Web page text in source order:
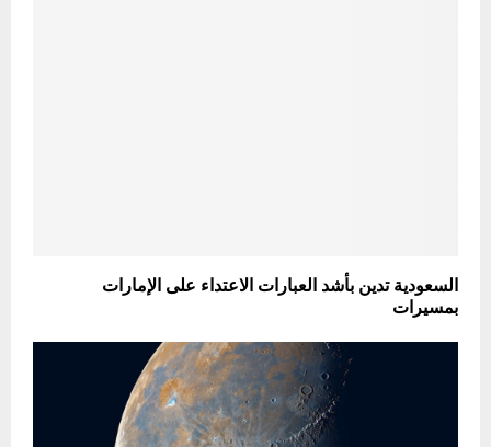
السعودية تدين بأشد العبارات الاعتداء على الإمارات
بمسيرات